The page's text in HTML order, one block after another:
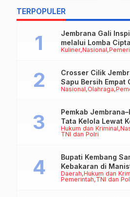
Agama dan Pendidikan
TERPOPULER
Kuliner Nasional
Jembrana Gali
melalui Lomba
Rasa
Nasional Olahraga
Crosser Cilik
Sapu Bersih Empat
50cc
Hukum dan Kriminal
TNI dan Polri
Pemkab
Tata Kelola Lewat
Datun
Daerah Hukum dan
Pemerintah TNI dan
Bupati Kembang
Kebakaran di
Disalurkan untuk